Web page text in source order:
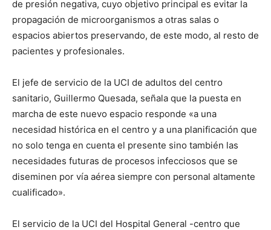
de presión negativa, cuyo objetivo principal es evitar la
propagación de microorganismos a otras salas o
espacios abiertos preservando, de este modo, al resto de
pacientes y profesionales.
El jefe de servicio de la UCI de adultos del centro
sanitario, Guillermo Quesada, señala que la puesta en
marcha de este nuevo espacio responde «a una
necesidad histórica en el centro y a una planificación que
no solo tenga en cuenta el presente sino también las
necesidades futuras de procesos infecciosos que se
diseminen por vía aérea siempre con personal altamente
cualificado».
El servicio de la UCI del Hospital General -centro que